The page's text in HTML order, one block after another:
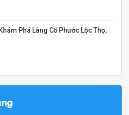
Phá Làng Cổ Phước Lộc Thọ,